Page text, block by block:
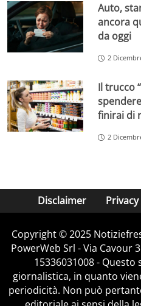
Auto,
ancora
da oggi
2
Il trucco
finirai di
2
Disclaimer
Copyright © 2025
PowerWeb Srl - Via Cavour
15336031008 -
giornalistica, in quanto
periodicità. Non può